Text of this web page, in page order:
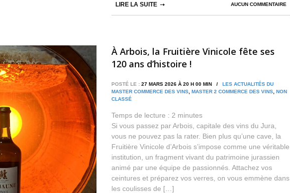
AUCUN COMMENTAIRE
LIRE LA SUITE
À Arbois, la Fruitière Vinicole fête ses
120 ans d’histoire !
POSTÉ LE : 27 MARS 2026 À 20 H 00 MIN / LES ACTUALITÉS DU
MASTER COMMERCE DES VINS MASTER 2 COMMERCE DES VINS NON
CLASSÉ
Temps de lecture : 2 minutes
Si vous passez par Arbois, capitale des vins du Jura,
vous ne pouvez pas la rater. Bien plus qu’une cave, la
Fruitière Vinicole d’Arbois s’impose comme une véritable
institution, un fragment vivant du patrimoine jurassien
animé par une équipe de passionnés. Attachez vos
ceintures et préparez vos verres, on vous emmène dans
les coulisses de […]